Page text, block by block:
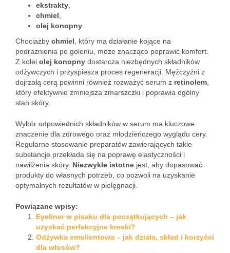
ekstrakty
chmiel
olej konopny
Chociażby chmiel , który ma działanie kojące na
podrażnienia po goleniu, może znacząco poprawić komfort.
Z kolei olej konopny dostarcza niezbędnych składników
odżywczych i przyspiesza proces regeneracji. Mężczyźni z
dojrzałą cerą powinni również rozważyć serum z retinolem
który efektywnie zmniejsza zmarszczki i poprawia ogólny
stan skóry.
Wybór odpowiednich składników w serum ma kluczowe
znaczenie dla zdrowego oraz młodzieńczego wyglądu cery.
Regularne stosowanie preparatów zawierających takie
substancje przekłada się na poprawę elastyczności i
nawilżenia skóry. Niezwykle istotne jest, aby dopasować
produkty do własnych potrzeb, co pozwoli na uzyskanie
optymalnych rezultatów w pielęgnacji.
Powiązane wpisy:
Eyeliner w pisaku dla początkujących – jak
uzyskać perfekcyjne kreski?
Odżywka emolientowa – jak działa, skład i korzyści
dla włosów?